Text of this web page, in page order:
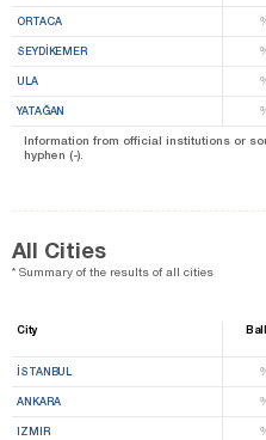
ORTACA
SEYDİKEMER
ULA
YATAĞAN
Information from official institutions or
hyphen (-).
All Cities
* Summary of the results of all cities
City
İSTANBUL
ANKARA
IZMIR